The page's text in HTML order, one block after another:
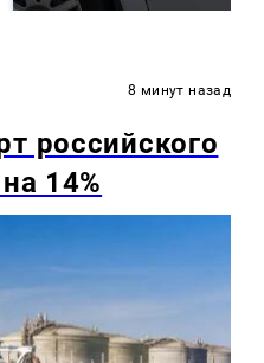
8 минут назад
российского
14%